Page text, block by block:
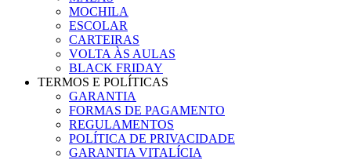
MOCHILA
ESCOLAR
CARTEIRAS
VOLTA ÀS AULAS
BLACK FRIDAY
TERMOS E POLÍTICAS
GARANTIA
FORMAS DE PAGAMENTO
REGULAMENTOS
POLÍTICA DE PRIVACIDADE
GARANTIA VITALÍCIA